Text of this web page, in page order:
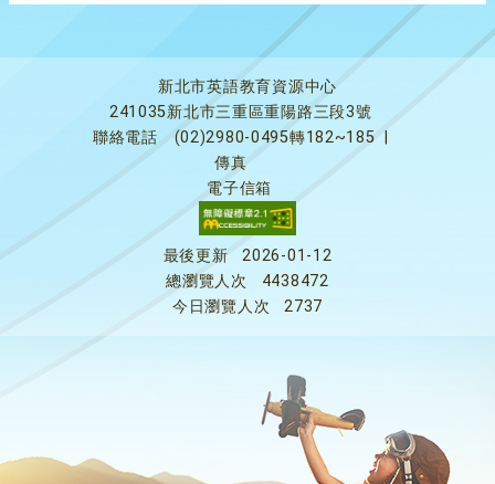
新北市英語教育資源中心
241035新北市三重區重陽路三段3號
聯絡電話
(02)2980-0495轉182~185
傳真
電子信箱
最後更新
2026-01-12
總瀏覽人次
4438472
今日瀏覽人次
2737